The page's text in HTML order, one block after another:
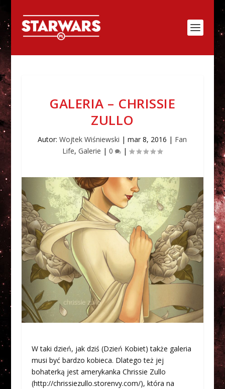
GALERIA – CHRISSIE
ZULLO
Autor:Wojtek Wiśniewski |mar 8, 2016 | Fan
Life,Galerie |0 |
W taki dzień, jak dziś (Dzień Kobiet) także galeria
musi być bardzo kobieca. Dlatego też jej
bohaterką jest amerykanka Chrissie Zullo
(http://chrissiezullo.storenvy.com/), która na